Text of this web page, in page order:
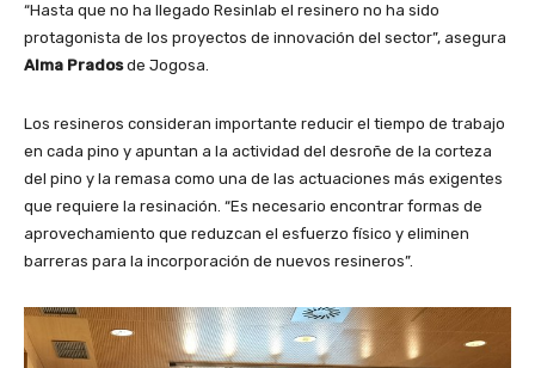
“Hasta que no ha llegado Resinlab el resinero no ha sido
protagonista de los proyectos de innovación del sector”, asegura
Alma Pradosde Jogosa.
Los resineros consideran importante reducir el tiempo de trabajo
en cada pino y apuntan a la actividad del desroñe de la corteza
del pino y la remasa como una de las actuaciones más exigentes
que requiere la resinación. “Es necesario encontrar formas de
aprovechamiento que reduzcan el esfuerzo físico y eliminen
barreras para la incorporación de nuevos resineros”.